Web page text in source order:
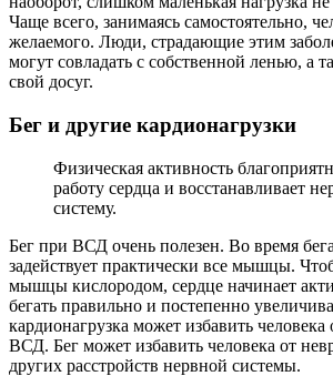
Чаще всего, занимаясь самостоятельно,
желаемого. Люди, страдающие этим
могут совладать с собственной ленью, а
свой досуг.
Бег и другие кардионагрузки
Физическая активность
работу сердца и восстанавливает
систему.
Бег при ВСД очень полезен. Во время
задействует практически все мышцы.
мышцы кислородом, сердце начинает
бегать правильно и постепенно
кардионагрузка может избавить человека
ВСД. Бег может избавить человека от
других расстройств нервной системы.